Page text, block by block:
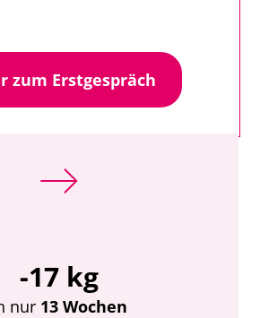
zum Erstgespräch
-17 kg
nur 13 Wochen